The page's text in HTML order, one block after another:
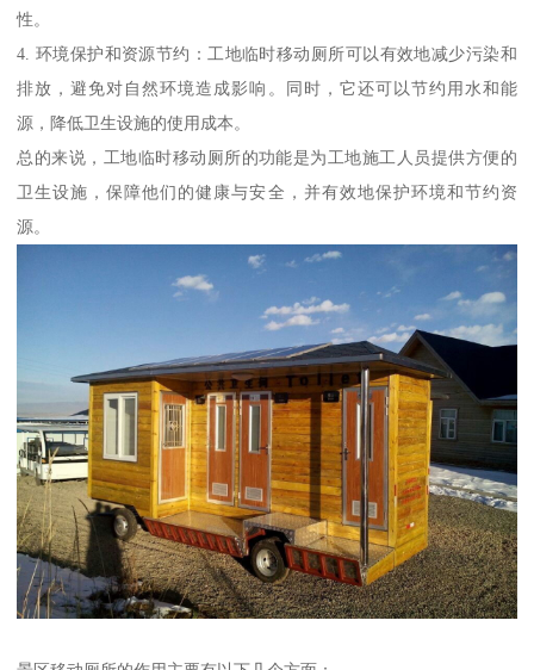
性。
4. 环境保护和资源节约：工地临时移动厕所可以有效地减少污染和
排放，避免对自然环境造成影响。同时，它还可以节约用水和能
源，降低卫生设施的使用成本。
总的来说，工地临时移动厕所的功能是为工地施工人员提供方便的
卫生设施，保障他们的健康与安全，并有效地保护环境和节约资
源。